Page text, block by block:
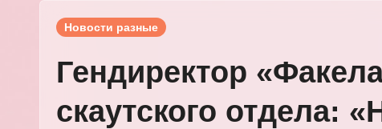
Новости разные
Гендиректор
скаутского отдела: